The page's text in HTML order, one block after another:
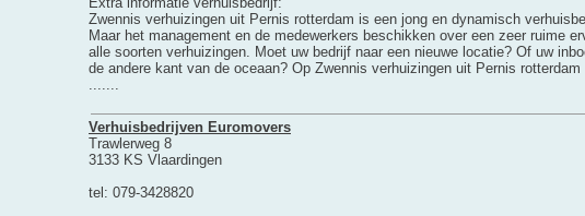
Zwennis verhuizingen uit Pernis rotterdam is een jong en dynamisch
Maar het management en de medewerkers beschikken over een zeer ruime
alle soorten verhuizingen. Moet uw bedrijf naar een nieuwe locatie? Of uw
de andere kant van de oceaan? Op Zwennis verhuizingen uit Pernis rotterdam
.......
Verhuisbedrijven Euromovers
Trawlerweg 8
3133 KS Vlaardingen
tel: 079-3428820